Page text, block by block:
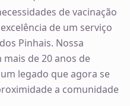
de vacinação
de um serviço
Pinhais. Nossa
de 20 anos de
legado que agora se
a comunidade